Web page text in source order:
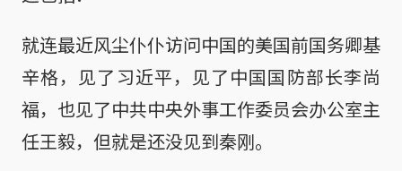
就连最近风尘仆仆访问中国的美国前国务卿基
辛格，见了习近平，见了中国国防部长李尚
福，也见了中共中央外事工作委员会办公室主
任王毅，但就是还没见到秦刚。